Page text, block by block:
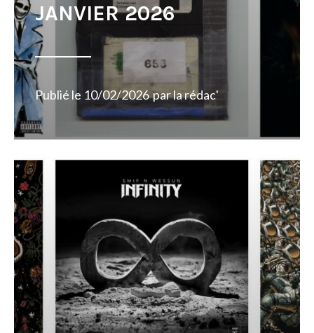
JANVIER 2026
Publié le 10/02/2026 parla rédac'